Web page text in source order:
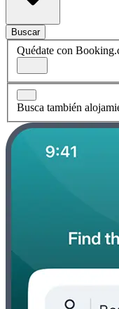
Buscar
Quédate con
Busca también